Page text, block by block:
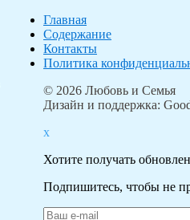
Главная
Содержание
Контакты
Политика
© 2026 Любовь и Семья
Дизайн и поддержка:
x
Хотите получать
Подпишитесь, чтобы не